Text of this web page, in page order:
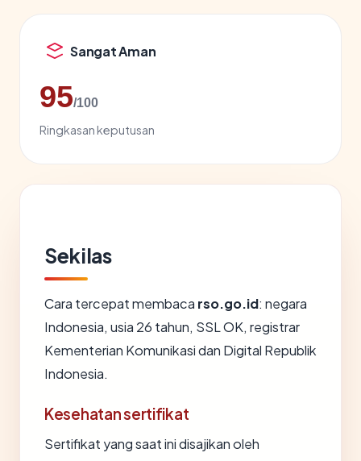
Sangat Aman
95/100
Ringkasan keputusan
Sekilas
Cara tercepat membaca rso.go.id: negara
Indonesia, usia 26 tahun, SSL OK, registrar
Kementerian Komunikasi dan Digital Republik
Indonesia.
Kesehatan sertifikat
Sertifikat yang saat ini disajikan oleh